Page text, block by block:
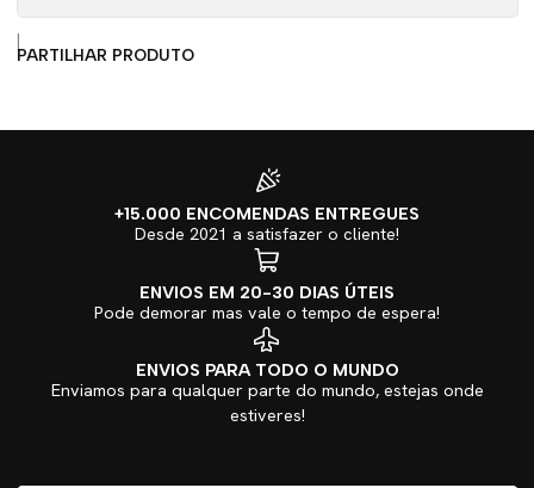
|
PARTILHAR PRODUTO
+15.000 ENCOMENDAS ENTREGUES
Desde 2021 a satisfazer o cliente!
ENVIOS EM 20-30 DIAS ÚTEIS
Pode demorar mas vale o tempo de espera!
ENVIOS PARA TODO O MUNDO
Enviamos para qualquer parte do mundo, estejas onde
estiveres!